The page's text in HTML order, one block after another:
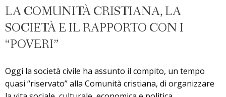
LA COMUNITÀ CRISTIANA, LA
SOCIETÀ E IL RAPPORTO CON I
“POVERI”
Oggi la società civile ha assunto il compito, un tempo
quasi “riservato” alla Comunità cristiana, di organizzare